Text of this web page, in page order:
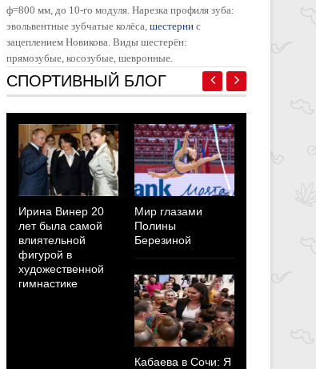
ф=800 мм, до 10-го модуля. Нарезка профиля зуба:
эвольвентные зубчатые колёса, шестерни с
зацеплением Новикова. Виды шестерён:
прямозубые, косозубые, шевронные.
СПОРТИВНЫЙ БЛОГ
Ирина Винер 20
лет была самой
влиятельной
фигурой в
художественной
гимнастике
Мир глазами
Полины
Березиной
Кабаева в Сочи: Я